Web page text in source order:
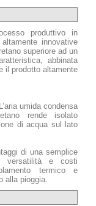
produttivo in
innovative
superiore ad un
abbinata
il prodotto altamente
umida condensa
rende isolato
di acqua sul lato
di una semplice
versatilità e costi
termico e
alla pioggia.